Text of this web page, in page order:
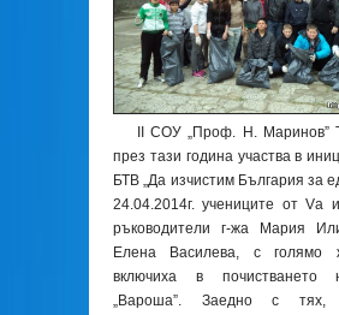
ІІ СОУ „Проф. Н. Маринов”
през тази година участва в
БТВ „Да изчистим България за
24.04.2014г. учениците от Vа
ръководители г-жа Мария
Елена Василева, с голямо
включиха в почистването
„Вароша”. Заедно с тях,